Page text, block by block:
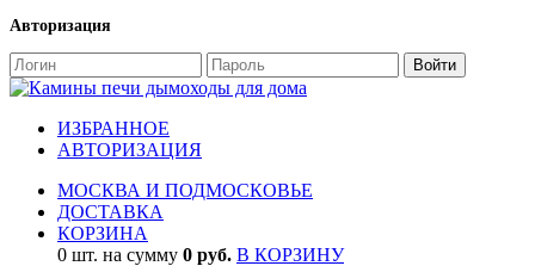
Авторизация
ИЗБРАННОЕ
АВТОРИЗАЦИЯ
МОСКВА И ПОДМОСКОВЬЕ
ДОСТАВКА
КОРЗИНА
0 шт. на сумму 0 руб. В КОРЗИНУ